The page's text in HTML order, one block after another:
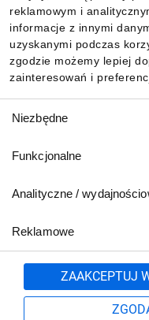
reklamowym i
informacje z innymi
uzyskanymi podczas
zgodzie możemy lepiej
zainteresowań i
zgody
Niezbędne
Funkcjonalne
Analityczne /
Reklamowe
ZAAKCEPTUJ
Pobierz
801 500